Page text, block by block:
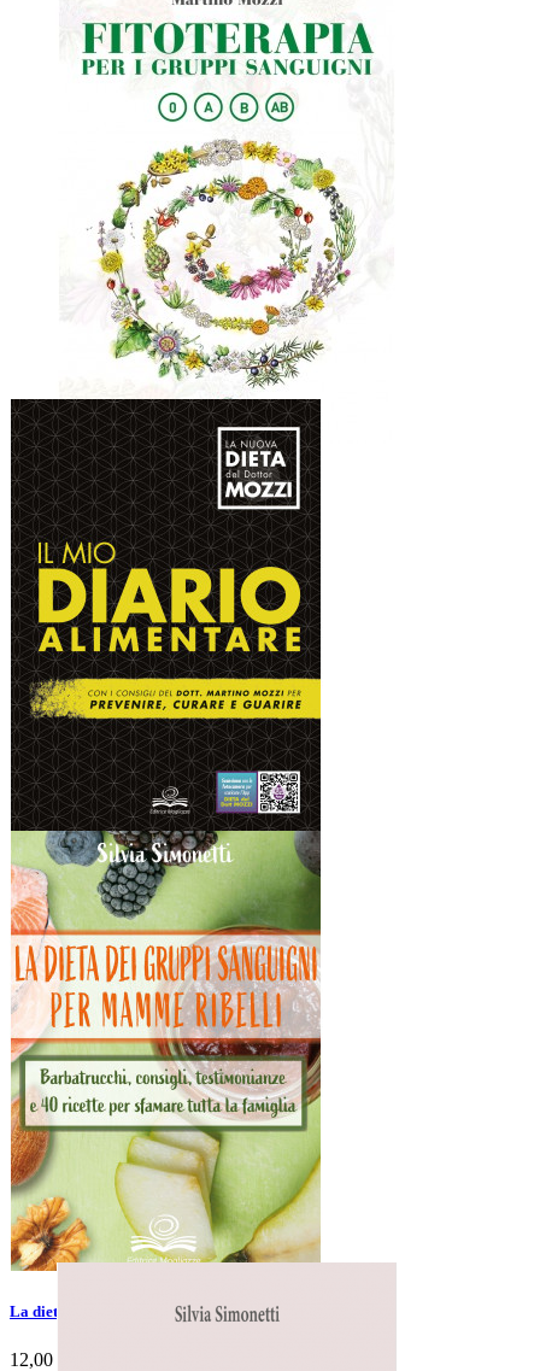
Fitoterapia per i gruppi...
Fitoterapia per i gruppi...
12,00 €
Quick view
IL MIO DIARIO ALIMENTARE
16,00 €
Quick view
La dieta dei gruppi...
12,00 €